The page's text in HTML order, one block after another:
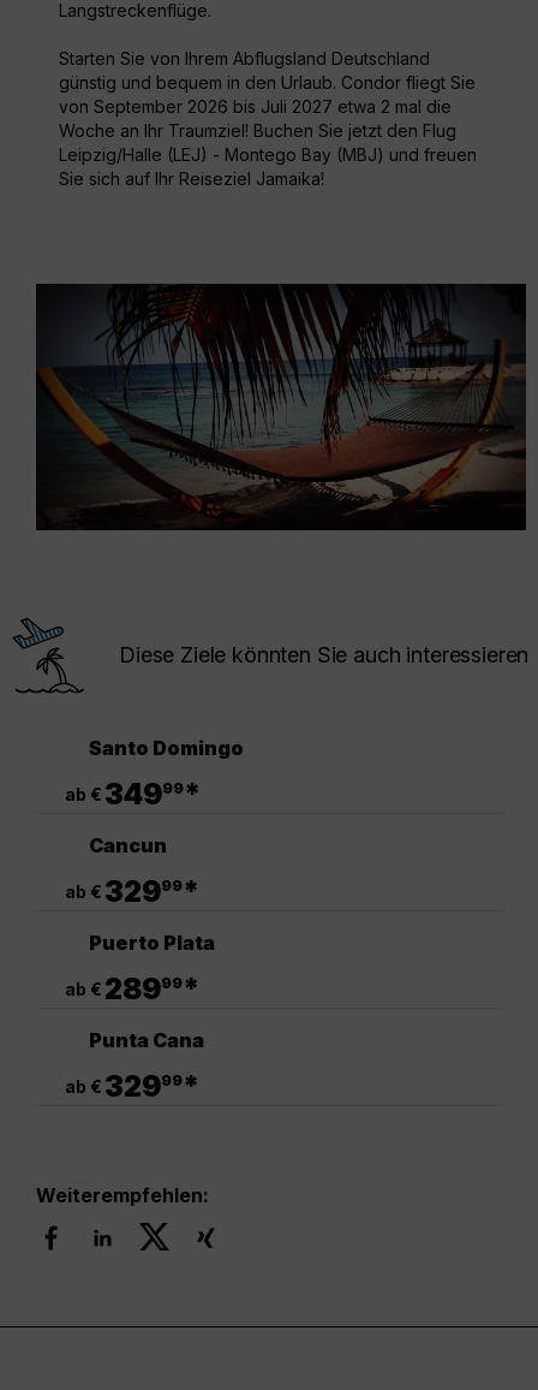
Langstreckenflüge.
Starten Sie von Ihrem Abflugsland Deutschland
günstig und bequem in den Urlaub. Condor fliegt Sie
von September 2026 bis Juli 2027 etwa 2 mal die
Woche an Ihr Traumziel! Buchen Sie jetzt den Flug
Leipzig/Halle (LEJ) - Montego Bay (MBJ) und freuen
Sie sich auf Ihr Reiseziel Jamaika!
Diese Ziele könnten Sie auch interessieren
Santo Domingo
ab € 34999*
Cancun
ab € 32999*
Puerto Plata
ab € 28999*
Punta Cana
ab € 32999*
Weiterempfehlen: